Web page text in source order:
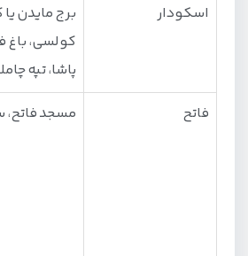
بهترین محله های استانبول برایاسکودار
برج مايدن یا
کولسی، باغ
پاشا، تپه
فاتح
مسجد فاتح،